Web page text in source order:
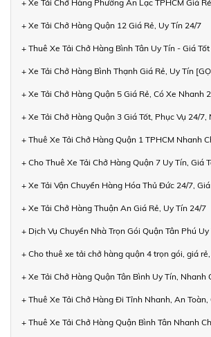
+ Xe Tải Chở Hàng Phường An Lạc TPHCM Giá
+ Xe Tải Chở Hàng Quận 12 Giá Rẻ, Uy Tín 24/7
+ Thuê Xe Tải Chở Hàng Bình Tân Uy Tín - Giá
+ Xe Tải Chở Hàng Bình Thạnh Giá Rẻ, Uy Tín
+ Xe Tải Chở Hàng Quận 5 Giá Rẻ, Có Xe Nhanh
+ Xe Tải Chở Hàng Quận 3 Giá Tốt, Phục Vụ 24/7,
+ Thuê Xe Tải Chở Hàng Quận 1 TPHCM Nhanh
+ Cho Thuê Xe Tải Chở Hàng Quận 7 Uy Tín, Giá
+ Xe Tải Vận Chuyển Hàng Hóa Thủ Đức 24/7,
+ Xe Tải Chở Hàng Thuận An Giá Rẻ, Uy Tín 24/7
+ Dịch Vụ Chuyển Nhà Trọn Gói Quận Tân Phú Uy
+ Cho thuê xe tải chở hàng quận 4 trọn gói, giá
+ Xe Tải Chở Hàng Quận Tân Bình Uy Tín, Nhanh
+ Thuê Xe Tải Chở Hàng Đi Tỉnh Nhanh, An Toàn,
+ Thuê Xe Tải Chở Hàng Quận Bình Tân Nhanh